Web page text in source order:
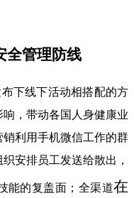
全管理防线
下线下活动相搭配的方
，带动各国人身健康业
利用手机微信工作的群
安排员工发送给散出，
能的复盖面；全渠道在